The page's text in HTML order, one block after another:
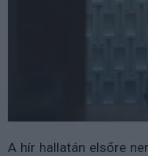
A hír hallatán elsőre